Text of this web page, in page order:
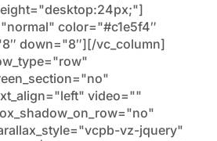
color="#c1e5f4″
down="8″][/vc_column]
video=""
vz-jquery"